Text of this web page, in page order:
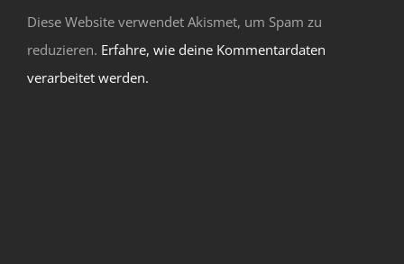
Diese Website verwendet Akismet, um Spam zu
reduzieren. Erfahre, wie deine Kommentardaten
verarbeitet werden.